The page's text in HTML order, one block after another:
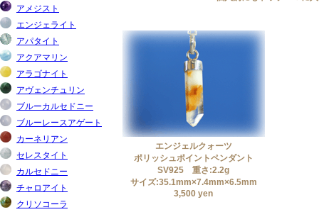
エンジェルクォーツ
ポリッシュポイントペンダント
SV925 重さ:2.2g
サイズ:35.1mm×7.4mm×6.5mm
3,500 yen